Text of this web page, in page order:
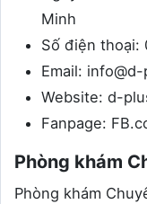
Minh
Số điện thoại:
Email:
Website: d-
Fanpage:
Phòng khám
Phòng khám